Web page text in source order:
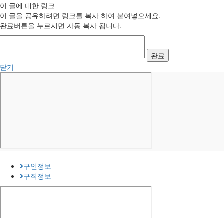
이 글에 대한 링크
이 글을 공유하려면 링크를 복사 하여 붙여넣으세요.
완료버튼을 누르시면 자동 복사 됩니다.
완료
닫기
구인정보
구직정보